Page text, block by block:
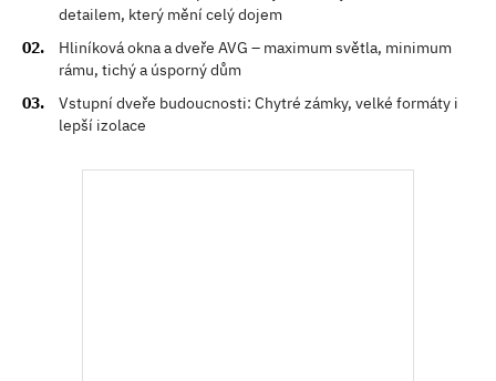
detailem, který mění celý dojem
Hliníková okna a dveře AVG – maximum světla, minimum
rámu, tichý a úsporný dům
Vstupní dveře budoucnosti: Chytré zámky, velké formáty i
lepší izolace